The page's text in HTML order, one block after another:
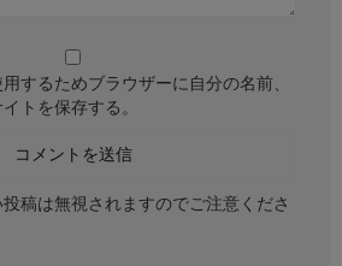
するためブラウザーに自分の名前、
トを保存する。
稿は無視されますのでご注意くださ